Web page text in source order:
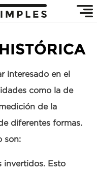
interesado en el
como la de
de la
diferentes formas.
son:
invertidos. Esto